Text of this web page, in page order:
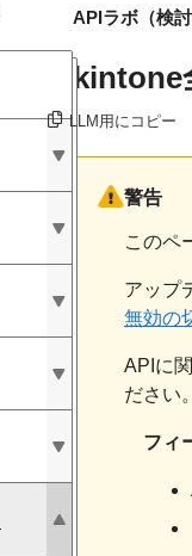
APIラボ（検討
kintone
LLM用にコピー
警告
このペ
アップ
無効の
APIに
ださい。
フィ